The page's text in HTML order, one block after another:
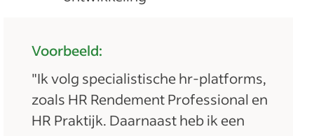
Voorbeeld:
"Ik volg specialistische hr-platforms,
zoals HR Rendement Professional en
HR Praktijk. Daarnaast heb ik een